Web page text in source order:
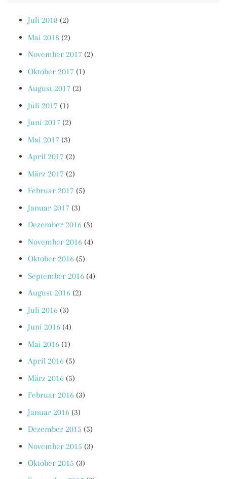
Juli 2018 (2)
Mai 2018 (2)
November 2017 (2)
Oktober 2017 (1)
August 2017 (2)
Juli 2017 (1)
Juni 2017 (2)
Mai 2017 (3)
April 2017 (2)
März 2017 (2)
Februar 2017 (5)
Januar 2017 (3)
Dezember 2016 (3)
November 2016 (4)
Oktober 2016 (5)
September 2016 (4)
August 2016 (2)
Juli 2016 (3)
Juni 2016 (4)
Mai 2016 (1)
April 2016 (5)
März 2016 (5)
Februar 2016 (3)
Januar 2016 (3)
Dezember 2015 (5)
November 2015 (3)
Oktober 2015 (3)